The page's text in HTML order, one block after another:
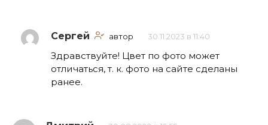
Сергей автор 30.11.2023 в 11:40
Здравствуйте! Цвет по фото может
отличаться, т. к. фото на сайте сделаны
ранее.